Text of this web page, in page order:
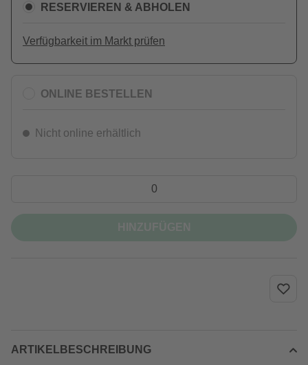
RESERVIEREN & ABHOLEN
Verfügbarkeit im Markt prüfen
ONLINE BESTELLEN
Nicht online erhältlich
ARTIKELBESCHREIBUNG